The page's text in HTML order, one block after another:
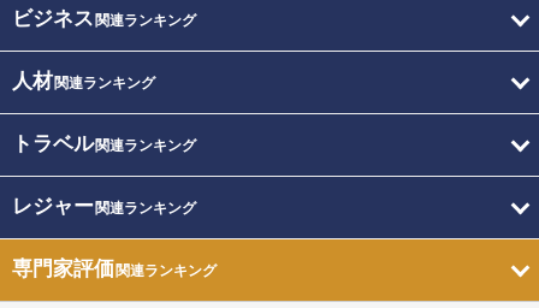
ビジネス 関連ランキング
人材関連ランキング
トラベル関連ランキング
レジャー関連ランキング
専門家評価関連ランキング